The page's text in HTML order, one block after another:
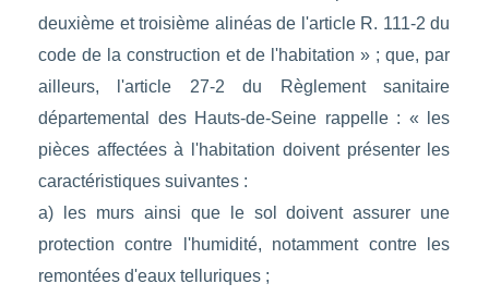
deuxième et troisième alinéas de l'article R. 111-2 du
code de la construction et de l'habitation » ; que, par
ailleurs, l'article 27-2 du Règlement sanitaire
départemental des Hauts-de-Seine rappelle : « les
pièces affectées à l'habitation doivent présenter les
caractéristiques suivantes :
a) les murs ainsi que le sol doivent assurer une
protection contre l'humidité, notamment contre les
remontées d'eaux telluriques ;